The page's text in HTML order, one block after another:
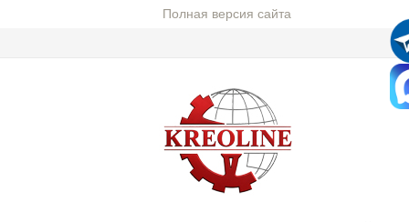
Полная версия сайта